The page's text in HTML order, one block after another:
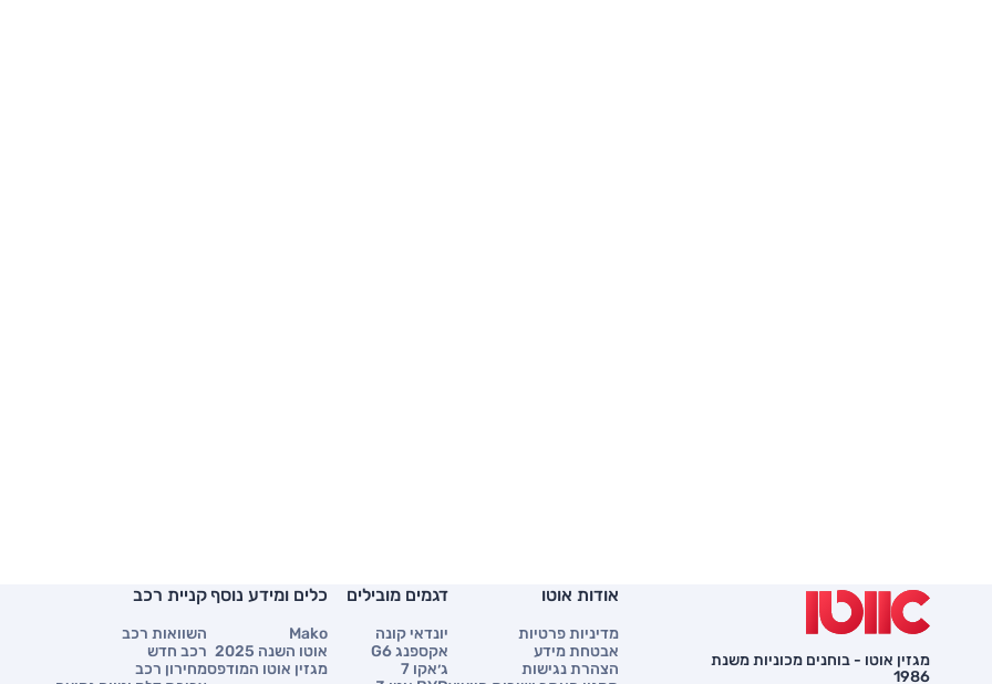
מגזין אוטו - בוחנים מכוניות משנת
1986
אודות אוטו
מדיניות פרטיות
אבטחת מידע
הצהרת נגישות
דגמים מובילים
יונדאי קונה
אקספנג G6
ג׳אקו 7
כלים ומידע נוסף
Mako
אוטו השנה 2025
מגזין אוטו המודפס
קניית רכב
השוואות רכב
רכב חדש
מחירון רכב